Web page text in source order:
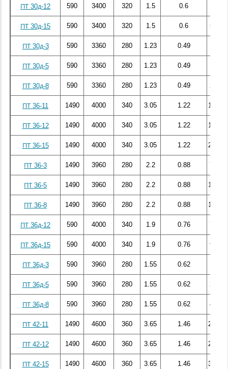
ПТ 30д-12 590 3400 320 1.5 0.6
ПТ 30д-15 590 3400 320 1.5 0.6 52.31
ПТ 30д-3 590 3360 280 1.23 0.49
ПТ 30д-5 590 3360 280 1.23 0.49
ПТ 30д-8 590 3360 280 1.23 0.49 29.64
ПТ 36-11 1490 4000 340 3.05 1.22 179.06
ПТ 36-12 1490 4000 340 3.05 1.22 184.66
ПТ 36-15 1490 4000 340 3.05 1.22 237.52
ПТ 36-3 1490 3960 280 2.2 0.88 76.86
ПТ 36-5 1490 3960 280 2.2 0.88 133.82
ПТ 36-8 1490 3960 280 2.2 0.88 179.56
ПТ 36д-12 590 4000 340 1.9 0.76 70.37
ПТ 36д-15 590 4000 340 1.9 0.76 90.92
ПТ 36д-3 590 3960 280 1.55 0.62
ПТ 36д-5 590 3960 280 1.55 0.62 28.68
ПТ 36д-8 590 3960 280 1.55 0.62 44.16
ПТ 42-11 1490 4600 360 3.65 1.46 244.52
ПТ 42-12 1490 4600 360 3.65 1.46 261.24
ПТ 42-15 1490 4600 360 3.65 1.46 359.36